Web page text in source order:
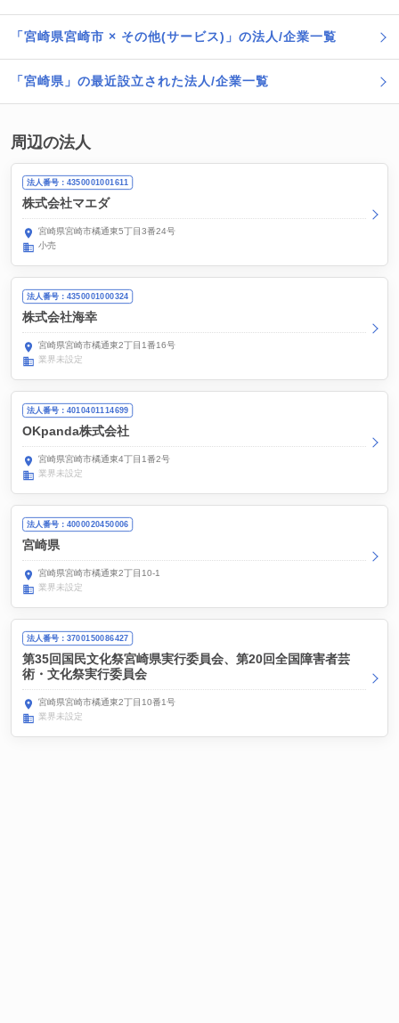
「宮崎県宮崎市 × その他(サービス)」の法人/企業一覧
「宮崎県」の最近設立された法人/企業一覧
周辺の法人
法人番号：4350001001611
株式会社マエダ
宮崎県宮崎市橘通東5丁目3番24号
小売
法人番号：4350001000324
株式会社海幸
宮崎県宮崎市橘通東2丁目1番16号
業界未設定
法人番号：4010401114699
OKpanda株式会社
宮崎県宮崎市橘通東4丁目1番2号
業界未設定
法人番号：4000020450006
宮崎県
宮崎県宮崎市橘通東2丁目10-1
業界未設定
法人番号：3700150086427
第35回国民文化祭宮崎県実行委員会、第20回全国障害者芸
術・文化祭実行委員会
宮崎県宮崎市橘通東2丁目10番1号
業界未設定